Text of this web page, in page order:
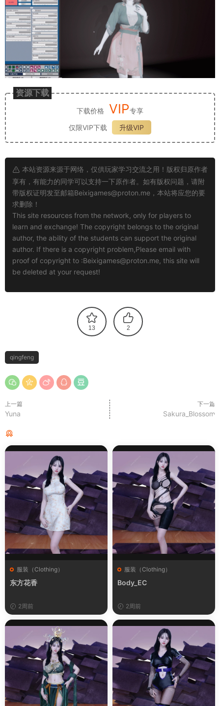
资源下载
下载价格 VIP专享
仅限VIP下载
升级VIP
本站资源来源于网络，仅供玩家学习交流之用！版权归原作者
享有，有能力的同学可以支持一下原作者。如有版权问题，请附
带版权证明发至邮箱Beixigames@proton.me ，本站将应您的要
求删除！
This site resources from the network, only for players to
learn and exchange! The copyright belongs to the original
author, the ability of the students can support the original
author. If there is a copyright problem,Please email with
proof of copyright to :Beixigames@proton.me, this site will
be deleted at your request!
13 2
qingfeng
上一篇
Yuna
下一篇
Sakura_Blossom
服装（Clothing）
东方花香
2周前
服装（Clothing）
Body_EC
2周前